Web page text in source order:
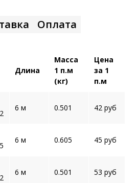
Оплата
Длина
Масса
1 п.м
(кг)
Цена
за 1
п.м
6 м 0.501 42 руб
6 м 0.605 45 руб
6 м 0.501 53 руб